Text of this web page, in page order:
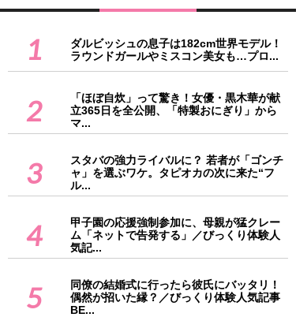
1
ダルビッシュの息子は182cm世界モデル！
ラウンドガールやミスコン美女も…プロ...
2
「ほぼ自炊」って驚き！女優・黒木華が献
立365日を全公開、「特製おにぎり」から
マ...
3
スタバの強力ライバルに？ 若者が「ゴンチ
ャ」を選ぶワケ。タピオカの次に来た“フ
ル...
4
甲子園の応援強制参加に、母親が猛クレー
ム「ネットで告発する」／びっくり体験人
気記...
5
同僚の結婚式に行ったら彼氏にバッタリ！
偶然が招いた縁？／びっくり体験人気記事
BE...